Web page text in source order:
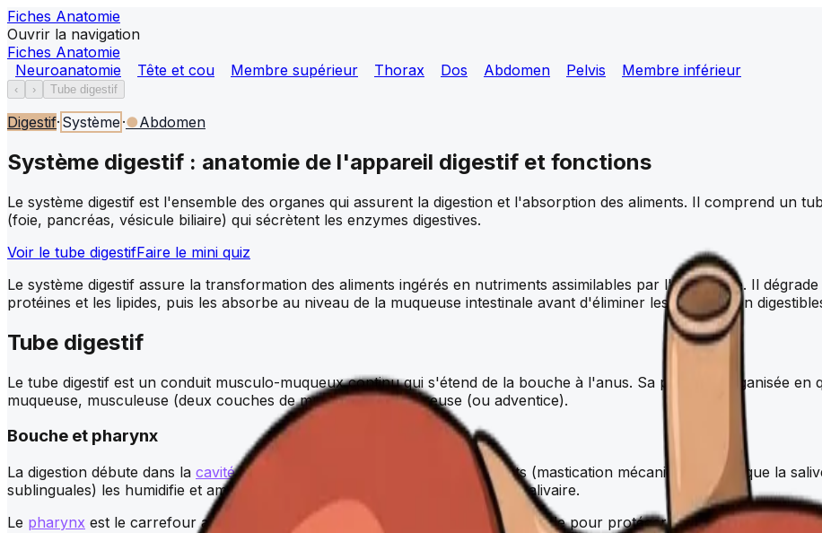
Fiches Anatomie
Ouvrir la navigation
Fiches Anatomie
Neuroanatomie
Tête et cou Membre supérieur Thorax Dos Abdomen Pelvis Membre inférieur
‹ › Tube digestif
Digestif· Système ·●Abdomen
Système digestif : anatomie de l'appareil digestif et fonctions
Le système digestif est l'ensemble des organes qui assurent la digestion et l'absorption des aliments. Il comprend un
(foie, pancréas, vésicule biliaire) qui sécrètent les enzymes digestives.
Voir le tube digestifFaire le mini quiz
Le système digestif assure la transformation des aliments ingérés en nutriments assimilables par l'organisme. Il
protéines et les lipides, puis les absorbe au niveau de la muqueuse intestinale avant d'éliminer les résidus non
Tube digestif
Le tube digestif est un conduit musculo-muqueux continu qui s'étend de la bouche à l'anus. Sa paroi est organisée
muqueuse, musculeuse (deux couches de muscle lisse) et séreuse (ou adventice).
Bouche et pharynx
La digestion débute dans la cavité buccale
. Les dents découpent les aliments (mastication mécanique) tandis que la
sublinguales) les humidifie et amorce la digestion des glucides via l'amylase salivaire.
Le pharynx est le carrefour aéro-digestif. Lors de la déglutition, l'épiglotte bascule pour protéger les voies aériennes